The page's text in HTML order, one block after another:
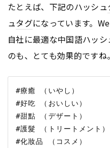
たとえば、下記のハッシュ
ュタグになっています。
自社に最適な中国語ハッシ
のも、とても効果的ですね。
#療癒 （いやし）
#好吃 （おいしい）
#甜點 （デザート）
#護髮 （トリートメント）
#化妝品 （コスメ）